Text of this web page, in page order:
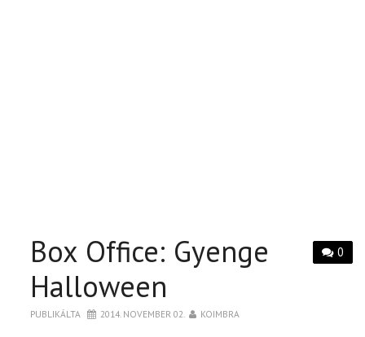
0
Box Office: Gyenge
Halloween
PUBLIKÁLTA 2014. NOVEMBER 02. KOIMBRA